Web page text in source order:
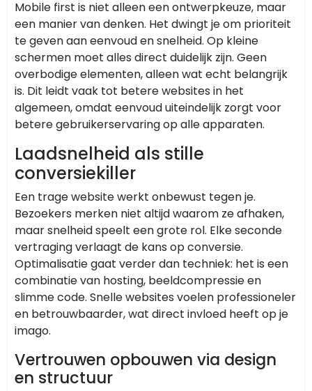
Mobile first is niet alleen een ontwerpkeuze, maar
een manier van denken. Het dwingt je om prioriteit
te geven aan eenvoud en snelheid. Op kleine
schermen moet alles direct duidelijk zijn. Geen
overbodige elementen, alleen wat echt belangrijk
is. Dit leidt vaak tot betere websites in het
algemeen, omdat eenvoud uiteindelijk zorgt voor
betere gebruikerservaring op alle apparaten.
Laadsnelheid als stille
conversiekiller
Een trage website werkt onbewust tegen je.
Bezoekers merken niet altijd waarom ze afhaken,
maar snelheid speelt een grote rol. Elke seconde
vertraging verlaagt de kans op conversie.
Optimalisatie gaat verder dan techniek: het is een
combinatie van hosting, beeldcompressie en
slimme code. Snelle websites voelen professioneler
en betrouwbaarder, wat direct invloed heeft op je
imago.
Vertrouwen opbouwen via design
en structuur